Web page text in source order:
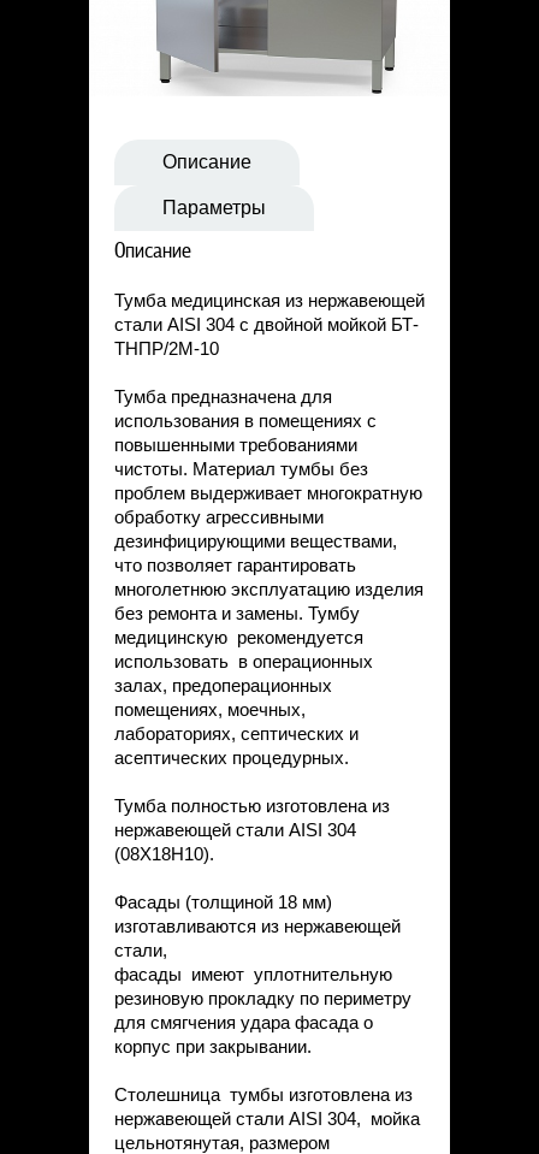
Контакты
Описание
Параметры
Описание
Тумба медицинская из нержавеющей
стали AISI 304 с двойной мойкой БТ-
ТНПР/2М-10
Тумба предназначена для
использования в помещениях с
повышенными требованиями
чистоты. Материал тумбы без
проблем выдерживает многократную
обработку агрессивными
дезинфицирующими веществами,
что позволяет гарантировать
многолетнюю эксплуатацию изделия
без ремонта и замены. Тумбу
медицинскую рекомендуется
использовать в операционных
залах, предоперационных
помещениях, моечных,
лабораториях, септических и
асептических процедурных.
Тумба полностью изготовлена из
нержавеющей стали AISI 304
(08Х18Н10).
Фасады (толщиной 18 мм)
изготавливаются из нержавеющей
стали,
фасады имеют уплотнительную
резиновую прокладку по периметру
для смягчения удара фасада о
корпус при закрывании.
Столешница тумбы изготовлена из
нержавеющей стали AISI 304, мойка
цельнотянутая, размером